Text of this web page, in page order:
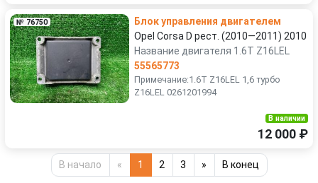
№ 76750
Блок управления двигателем
Opel Corsa D рест. (2010—2011) 2010
Название двигателя 1.6T Z16LEL
55565773
Примечание:1.6T Z16LEL 1,6 турбо
Z16LEL 0261201994
В наличии
12 000 ₽
В начало « 1 2 3 » В конец